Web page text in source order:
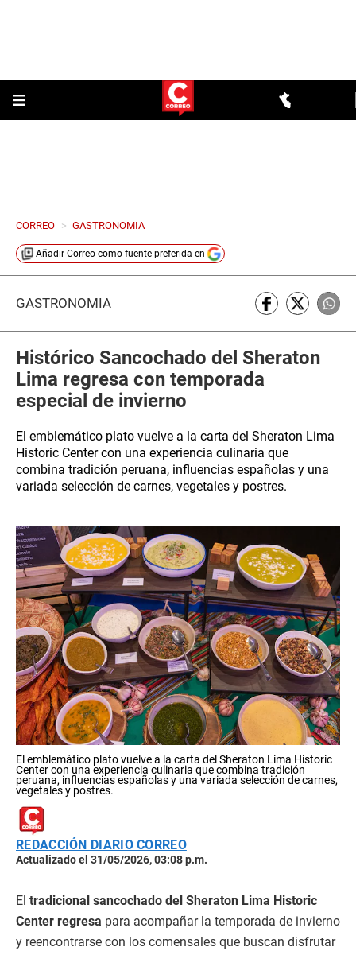
CORREO > GASTRONOMIA
Añadir Correo como fuente preferida en
GASTRONOMÍA
Histórico Sancochado del Sheraton
Lima regresa con temporada
especial de invierno
El emblemático plato vuelve a la carta del Sheraton Lima
Historic Center con una experiencia culinaria que
combina tradición peruana, influencias españolas y una
variada selección de carnes, vegetales y postres.
El emblemático plato vuelve a la carta del Sheraton Lima Historic
Center con una experiencia culinaria que combina tradición
peruana, influencias españolas y una variada selección de carnes,
vegetales y postres.
REDACCIÓN DIARIO CORREO
Actualizado el 31/05/2026, 03:08 p.m.
El tradicional sancochado del Sheraton Lima Historic
Center regresa para acompañar la temporada de invierno
y reencontrarse con los comensales que buscan disfrutar